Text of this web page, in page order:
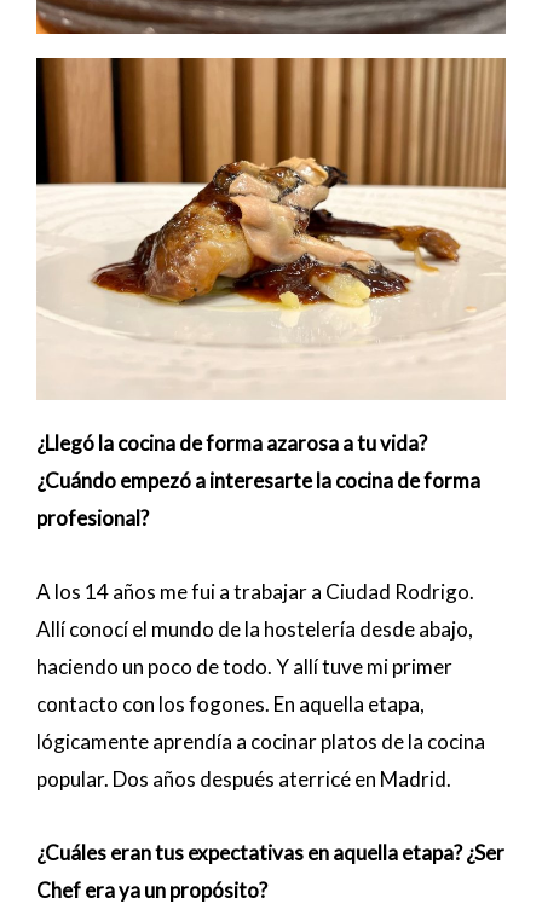
¿Llegó la cocina de forma azarosa a tu vida?
¿Cuándo empezó a interesarte la cocina de forma
profesional?
A los 14 años me fui a trabajar a Ciudad Rodrigo.
Allí conocí el mundo de la hostelería desde abajo,
haciendo un poco de todo. Y allí tuve mi primer
contacto con los fogones. En aquella etapa,
lógicamente aprendía a cocinar platos de la cocina
popular. Dos años después aterricé en Madrid.
¿Cuáles eran tus expectativas en aquella etapa? ¿Ser
Chef era ya un propósito?